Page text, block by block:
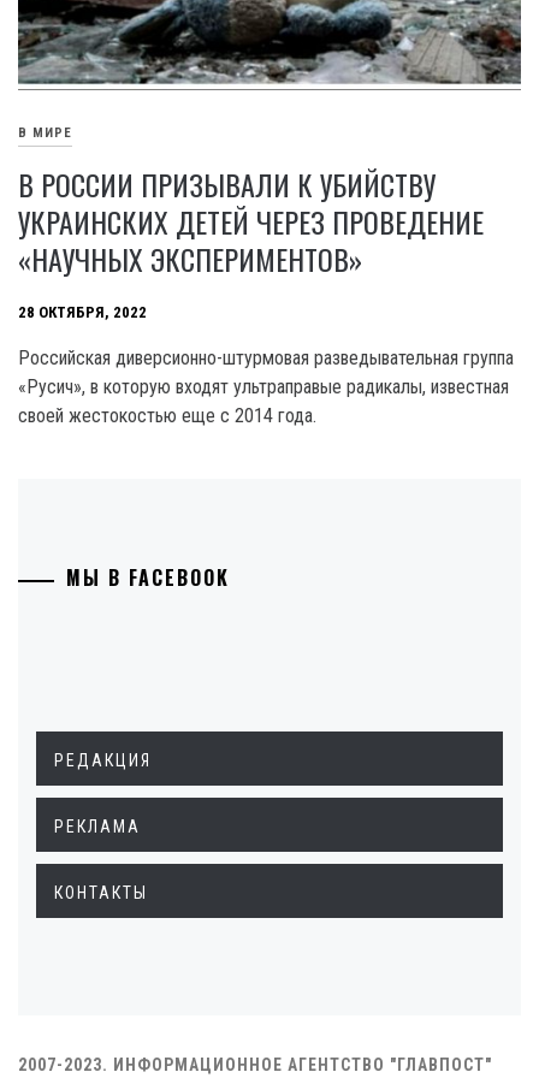
В МИРЕ
В РОССИИ ПРИЗЫВАЛИ К УБИЙСТВУ
УКРАИНСКИХ ДЕТЕЙ ЧЕРЕЗ ПРОВЕДЕНИЕ
«НАУЧНЫХ ЭКСПЕРИМЕНТОВ»
28 ОКТЯБРЯ, 2022
Российская диверсионно-штурмовая разведывательная группа
«Русич», в которую входят ультраправые радикалы, известная
своей жестокостью еще с 2014 года.
МЫ В FACEBOOK
РЕДАКЦИЯ
РЕКЛАМА
КОНТАКТЫ
2007-2023. ИНФОРМАЦИОННОЕ АГЕНТСТВО "ГЛАВПОСТ"